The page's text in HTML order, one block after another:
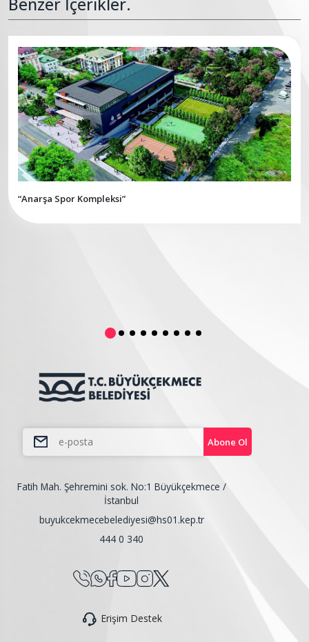
“Anarşa Spor Kompleksi”
Abone Ol
Fatih Mah. Şehremini sok. No:1 Büyükçekmece /
İstanbul
buyukcekmecebelediyesi@hs01.kep.tr
444 0 340
Erişim Destek